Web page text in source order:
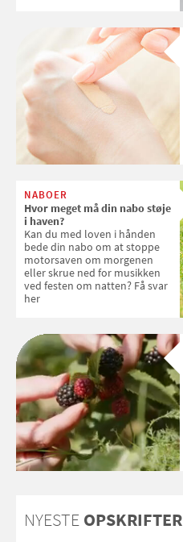
NABOER
Hvor meget må din nabo støje
i haven?
Kan du med loven i hånden
bede din nabo om at stoppe
motorsaven om morgenen
eller skrue ned for musikken
ved festen om natten? Få svar
her
NYESTE OPSKRIFTER